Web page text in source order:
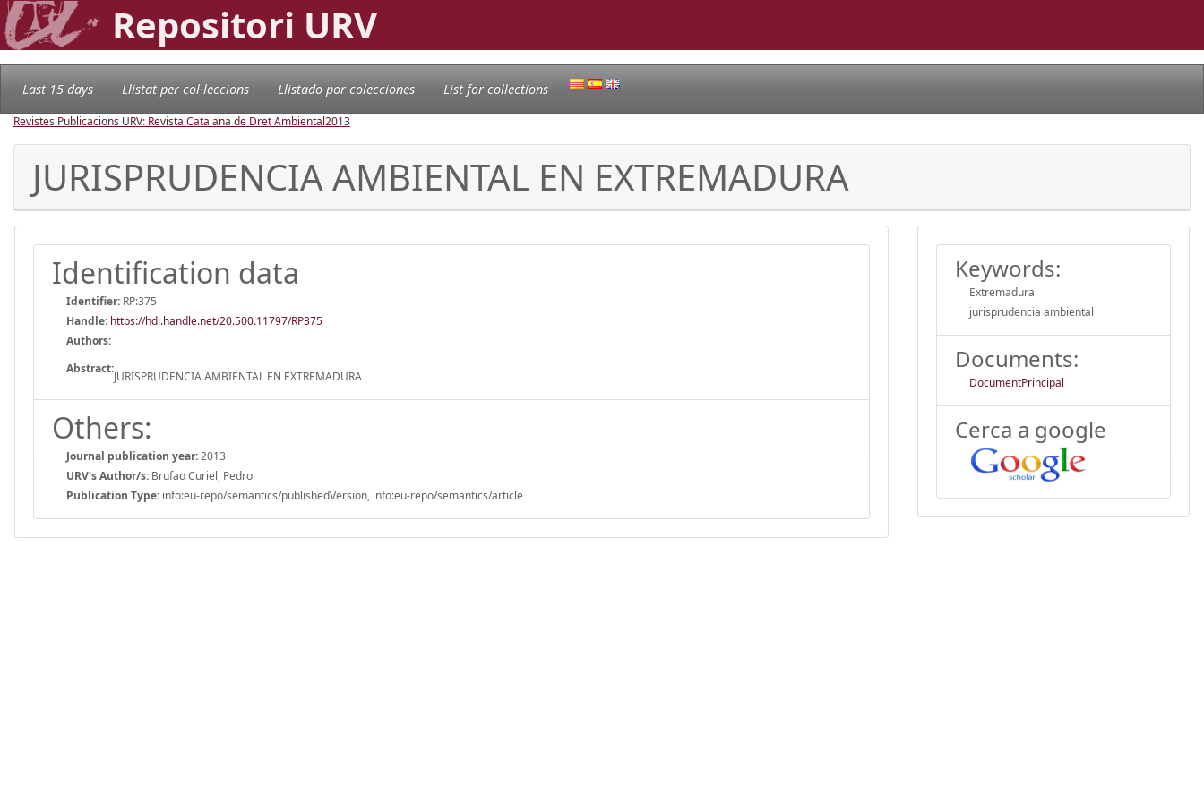
Repositori URV
Last 15 days Llistat per col·leccions Llistado por colecciones List for collections
Revistes Publicacions URV: Revista Catalana de Dret Ambiental2013
JURISPRUDENCIA AMBIENTAL EN EXTREMADURA
Identification data
Identifier: RP:375
Handle: https://hdl.handle.net/20.500.11797/RP375
Authors:
Abstract:
JURISPRUDENCIA AMBIENTAL EN EXTREMADURA
Others:
Journal publication year:2013
URV's Author/s: Brufao Curiel, Pedro
Publication Type: info:eu-repo/semantics/publishedVersion, info:eu-repo/semantics/article
Keywords:
Extremadura
jurisprudencia ambiental
Documents:
DocumentPrincipal
Cerca a google